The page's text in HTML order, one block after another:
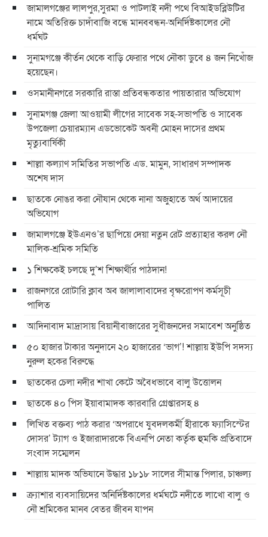
জামালগঞ্জের লালপুর,সুরমা ও পাটলাই নদী পথে বিআইডব্লিউটির
নামে অতিরিক্ত চাদাঁবাজি বন্ধে মানববন্ধন-অনির্দিষ্টকালের নৌ
ধর্মঘট
সুনামগঞ্জে কীর্তন থেকে বাড়ি ফেরার পথে নৌকা ডুবে ৪ জন নিখোঁজ
হয়েছেন।
ওসমানীনগরে সরকারি রাস্তা প্রতিবন্ধকতার পায়তারার অভিযোগ
সুনামগঞ্জ জেলা আওয়ামী লীগের সাবেক সহ-সভাপতি ও সাবেক
উপজেলা চেয়ারম্যান এডভোকেট অবনী মোহন দাসের প্রথম
মৃত্যুবার্ষিকী
শাল্লা কল্যাণ সমিতির সভাপতি এড. মামুন, সাধারণ সম্পাদক
অশেষ দাস
ছাতকে নোঙর করা নৌযান থেকে নানা অজুহাতে অর্থ আদায়ের
অভিযোগ
জামালগঞ্জে ইউএনও’র ছাপিয়ে দেয়া নতুন রেট প্রত্যাহার করল নৌ
মালিক-শ্রমিক সমিতি
১ শিক্ষকেই চলছে দু’শ শিক্ষার্থীর পাঠদান!
রাজনগরে রোটারি ক্লাব অব জালালাবাদের বৃক্ষরোপণ কর্মসূচী
পালিত
আদিনাবাদ মাদ্রাসায় বিয়ানীবাজারের সুধীজনদের সমাবেশ অনুষ্ঠিত
৫০ হাজার টাকার অনুদানে ২০ হাজারের ‘ভাগ’! শাল্লায় ইউপি সদস্য
নুরুল হকের বিরুদ্ধে
ছাতকের চেলা নদীর শাখা কেটে অবৈধভাবে বালু উত্তোলন
ছাতকে ৪০ পিস ইয়াবামাদক কারবারি গ্রেপ্তারসহ ৪
লিখিত বক্তব্য পাঠ করার ‘অপরাধে যুবদলকর্মী হীরাকে ফ্যাসিস্টের
দোসর’ ট্যাগ ও ইজারাদারকে বিএনপি নেতা কর্তৃক হুমকি প্রতিবাদে
সংবাদ সম্মেলন
শাল্লায় মাদক অভিযানে উদ্ধার ১৮১৮ সালের সীমান্ত পিলার, চাঞ্চল্য
ক্র্যাশার ব্যবসায়িদের অনির্দিষ্টকালের ধর্মঘটে নদীতে লাখো বালু ও
নৌ শ্রমিকের মানব বেতর জীবন যাপন